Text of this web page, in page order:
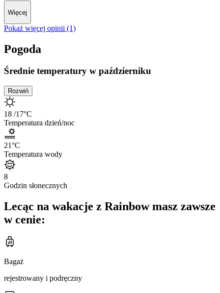
Więcej
Pokaż więcej opinii (1)
Pogoda
Średnie temperatury w październiku
Rozwiń
18 /17°C
Temperatura dzień/noc
21°C
Temperatura wody
8
Godzin słonecznych
Lecąc na wakacje z Rainbow masz zawsze
w cenie:
Bagaż
rejestrowany i podręczny